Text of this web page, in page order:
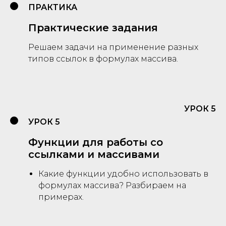
ПРАКТИКА
Практические задания
Решаем задачи на применение разных
типов ссылок в формулах массива.
УРОК 5
УРОК 5
Функции для работы со
ссылками и массивами
Какие функции удобно использовать в
формулах массива? Разбираем на
примерах.